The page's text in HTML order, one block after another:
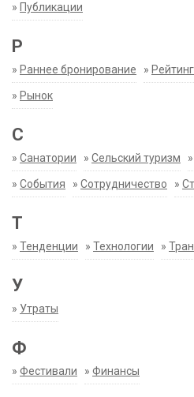
» Публикации
Р
» Раннее бронирование »
» Рынок
С
» Санатории » Сельский туризм »
» События » Сотрудничество »
Т
» Тенденции » Технологии »
У
» Утраты
Ф
» Фестивали » Финансы